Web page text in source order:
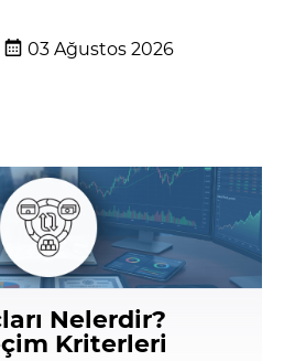
03 Ağustos 2026
Nelerdir?
Kriterleri